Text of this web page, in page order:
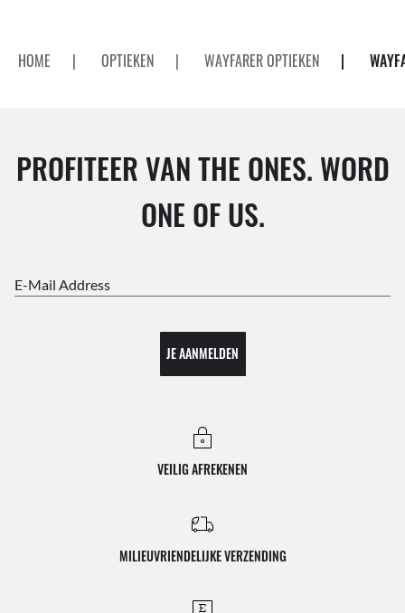
HOME | OPTIEKEN | WAYFARER OPTIEKEN |
PROFITEER VAN THE ONES. WORD
ONE OF US.
E-Mail Address
JE AANMELDEN
VEILIG AFREKENEN
MILIEUVRIENDELIJKE VERZENDING